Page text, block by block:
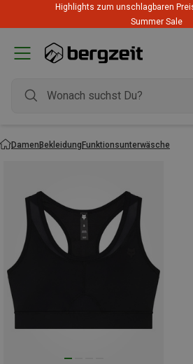
Highlights zum unschlagbaren
Summer Sale
DamenBekleidungFunktionsunterwäsche